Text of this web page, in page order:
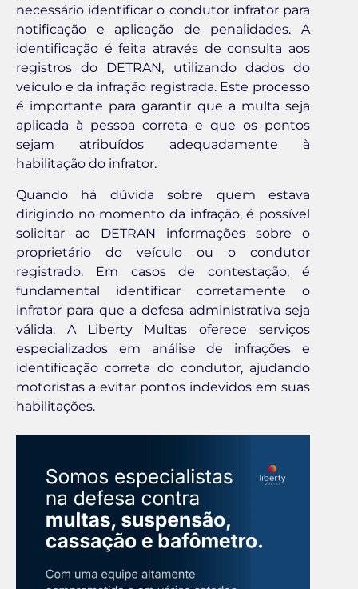
necessário identificar o condutor infrator para
notificação e aplicação de penalidades. A
identificação é feita através de consulta aos
registros do DETRAN, utilizando dados do
veículo e da infração registrada. Este processo
é importante para garantir que a multa seja
aplicada à pessoa correta e que os pontos
sejam atribuídos adequadamente à
habilitação do infrator.
Quando há dúvida sobre quem estava
dirigindo no momento da infração, é possível
solicitar ao DETRAN informações sobre o
proprietário do veículo ou o condutor
registrado. Em casos de contestação, é
fundamental identificar corretamente o
infrator para que a defesa administrativa seja
válida. A Liberty Multas oferece serviços
especializados em análise de infrações e
identificação correta do condutor, ajudando
motoristas a evitar pontos indevidos em suas
habilitações.